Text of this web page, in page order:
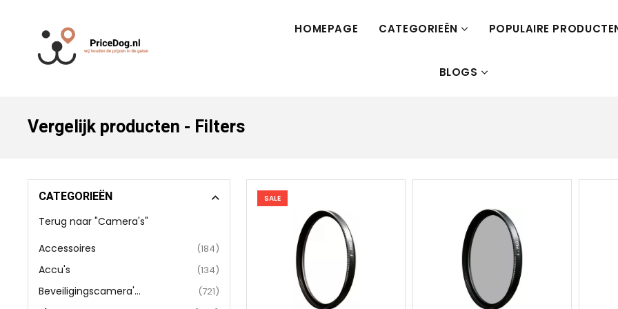
HOMEPAGE CATEGORIEËN POPULAIRE
BLOGS
Vergelijk producten - Filters
CATEGORIEËN
Terug naar "Camera's"
Accessoires
(184)
Accu's (134)
Beveiligingscamera'... (721)
SALE